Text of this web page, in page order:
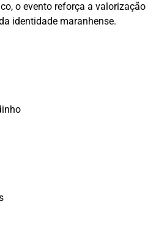
o evento reforça a valorização
identidade maranhense.